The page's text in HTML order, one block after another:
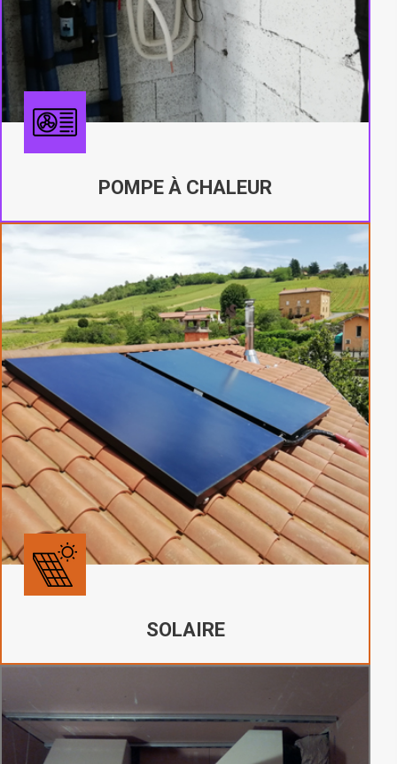
POMPE À CHALEUR
SOLAIRE